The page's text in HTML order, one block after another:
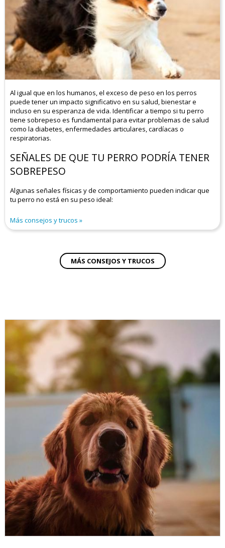
Al igual que en los humanos, el exceso de peso en los perros
puede tener un impacto significativo en su salud, bienestar e
incluso en su esperanza de vida. Identificar a tiempo si tu perro
tiene sobrepeso es fundamental para evitar problemas de salud
como la diabetes, enfermedades articulares, cardíacas o
respiratorias.
SEÑALES DE QUE TU PERRO PODRÍA TENER
SOBREPESO
Algunas señales físicas y de comportamiento pueden indicar que
tu perro no está en su peso ideal:
Más consejos y trucos
MÁS CONSEJOS Y TRUCOS